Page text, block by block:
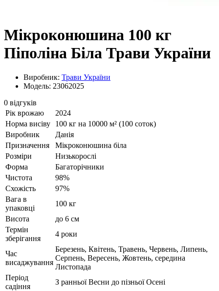
Мікроконюшина 100 кг
Піполіна Біла Трави України
Виробник: Трави України
Модель: 23062025
0 відгуків
Рік врожаю
2024
Норма висіву
100 кг на 10000 м² (100 соток)
Виробник
Данія
Призначення
Мікроконюшина біла
Розміри
Низькорослі
Форма
Багаторічники
Чистота
98%
Схожість
97%
Вага в
упаковці
100 кг
Висота
до 6 см
Термін
зберігання
4 роки
Час
висаджування
Березень, Квітень, Травень, Червень, Липень,
Серпень, Вересень, Жовтень, середина
Листопада
Період
садіння
З ранньої Весни до пізньої Осені